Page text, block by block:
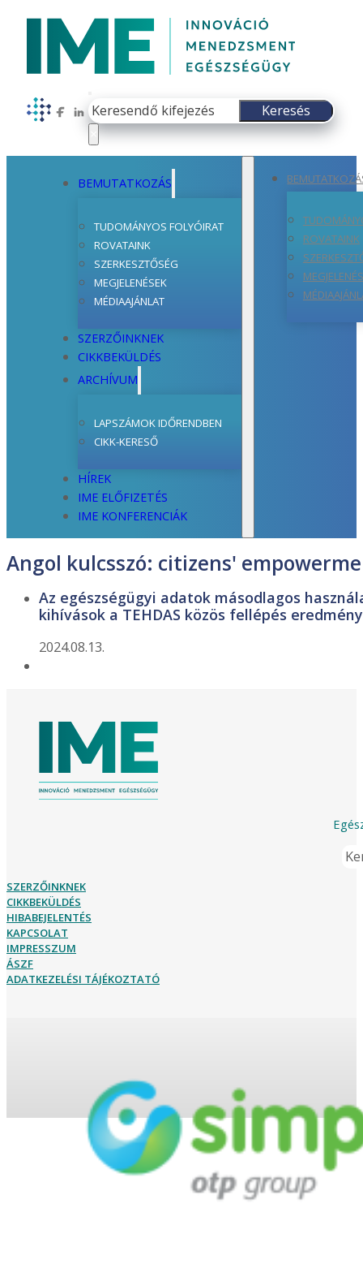
Follow us on Facebook
Follow us on LinkedIn
Keresés
Keresés
BEMUTATKOZÁS
TUDOMÁNYOS FOLYÓIRAT
ROVATAINK
SZERKESZTŐSÉG
MEGJELENÉSEK
MÉDIAAJÁNLAT
SZERZŐINKNEK
CIKKBEKÜLDÉS
ARCHÍVUM
LAPSZÁMOK IDŐRENDBEN
CIKK-KERESŐ
HÍREK
IME ELŐFIZETÉS
IME KONFERENCIÁK
ROVATAINK
Angol kulcsszó: citizens'
Az egészségügyi adatok másodlagos
kihívások a TEHDAS közös fellépés
2024.08.13.
SZERZŐINKNEK
CIKKBEKÜLDÉS
HIBABEJELENTÉS
KAPCSOLAT
IMPRESSZUM
ÁSZF
ADATKEZELÉSI TÁJÉKOZTATÓ